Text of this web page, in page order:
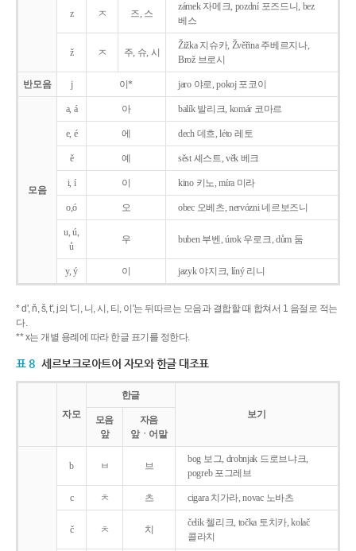
z ㅈ 즈, 스
zámek 자메크, pozdní 포즈드니, bez
베스
ž ㅈ 주, 슈, 시
Žižka 지슈카, Žvěřina 주베르지나,
Brož 브로시
반모음 j 이* jaro 야로, pokoj 포코이
모음
a, á 아 balík 발리크, komár 코마르
e, é 에 dech 데흐, léto 레토
ě 예 sěst 셰스트, věk 베크
i, í 이 kino 키노, míra 미라
o,ó 오 obec 오베츠, nervózni 네르보즈니
u, ú,
ů
우 buben 부벤, úrok 우로크, dům 둠
y, ý 이 jazyk야지크, líný 리니
* d', ň, š, t', j의 '디, 니, 시, 티, 이'는 뒤따르는 모음과 결합할 때 합쳐서 1 음절로 적는
다.
** x는 개별 용례에 따라 한글 표기를 정한다.
표 8 세르보크로아트어 자모와 한글 대조표
자모
한글
보기
모음
앞
자음
앞ㆍ어말
b ㅂ 브
bog 보그, drobnjak 드로브냐크,
pogreb 포그레브
c ㅊ 츠 cigara 치가라, novac 노바츠
č ㅊ 치
čelik 첼리크, točka 토치카, kolač
콜라치